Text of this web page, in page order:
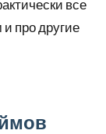
все
про другие